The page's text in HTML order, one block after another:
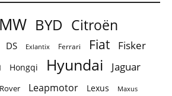
BYD Citroën
DS Exlantix Ferrari Fiat Fisker
Hongqi Hyundai Jaguar
Leapmotor Lexus Maxus